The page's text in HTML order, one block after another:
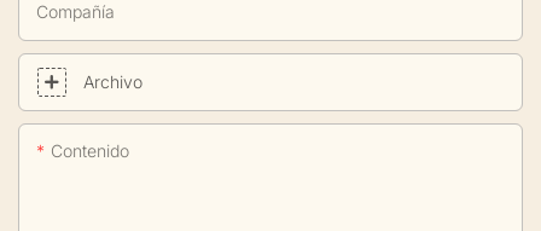
Compañía
Archivo
Contenido